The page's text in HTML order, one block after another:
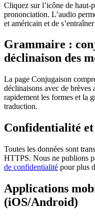
Cliquez sur l’icône de haut-
prononciation. L’audio
et américain et de
Grammaire :
déclinaison des
La page Conjugaison
déclinaisons avec de
rapidement les formes et la
traduction.
Confidentialité et
Toutes les données sont
HTTPS. Nous ne publions
de confidentialité pour plus
Applications
(iOS/Android)